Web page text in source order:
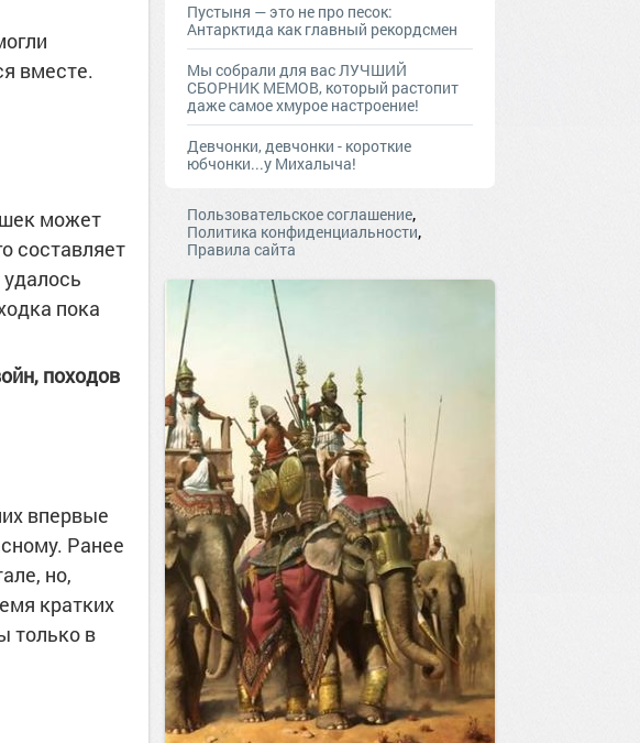
вместе.
может
составляет
пока
походов
впервые
Ранее
но,
кратких
только в
Пустыня — это не про песок:
Антарктида как главный рекордсмен
Мы собрали для вас ЛУЧШИЙ
СБОРНИК МЕМОВ, который растопит
даже самое хмурое настроение!
Девчонки, девчонки - короткие
юбчонки...у Михалыча!
Пользовательское соглашение,
Политика конфиденциальности,
Правила сайта